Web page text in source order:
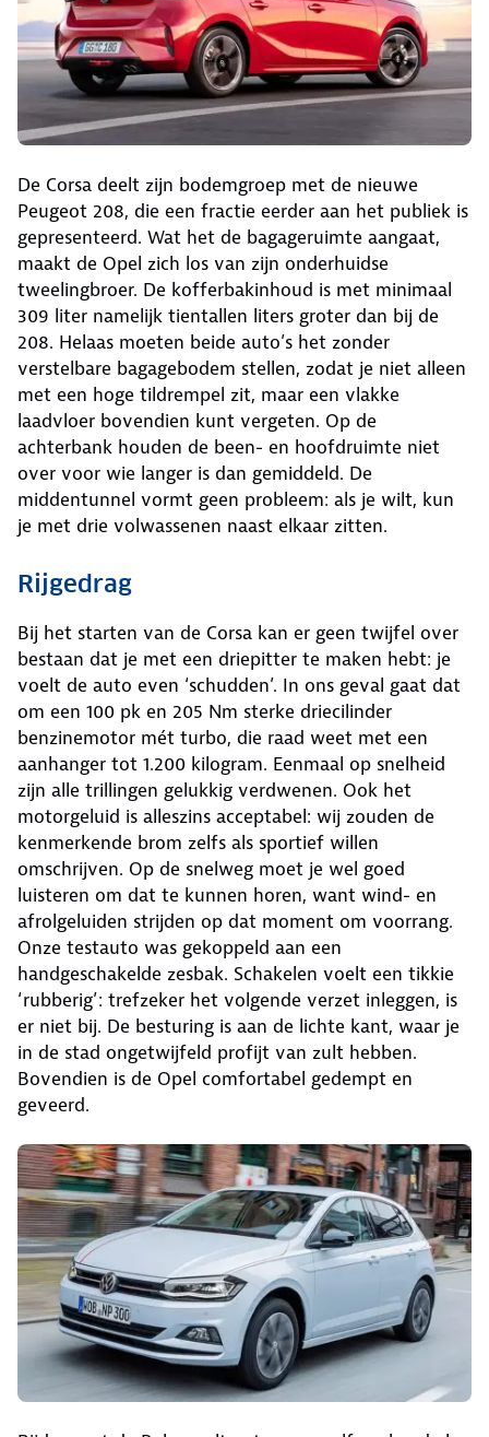
De Corsa deelt zijn bodemgroep met de nieuwe
Peugeot 208, die een fractie eerder aan het publiek is
gepresenteerd. Wat het de bagageruimte aangaat,
maakt de Opel zich los van zijn onderhuidse
tweelingbroer. De kofferbakinhoud is met minimaal
309 liter namelijk tientallen liters groter dan bij de
208. Helaas moeten beide auto’s het zonder
verstelbare bagagebodem stellen, zodat je niet alleen
met een hoge tildrempel zit, maar een vlakke
laadvloer bovendien kunt vergeten. Op de
achterbank houden de been- en hoofdruimte niet
over voor wie langer is dan gemiddeld. De
middentunnel vormt geen probleem: als je wilt, kun
je met drie volwassenen naast elkaar zitten.
Rijgedrag
Bij het starten van de Corsa kan er geen twijfel over
bestaan dat je met een driepitter te maken hebt: je
voelt de auto even ‘schudden’. In ons geval gaat dat
om een 100 pk en 205 Nm sterke driecilinder
benzinemotor mét turbo, die raad weet met een
aanhanger tot 1.200 kilogram. Eenmaal op snelheid
zijn alle trillingen gelukkig verdwenen. Ook het
motorgeluid is alleszins acceptabel: wij zouden de
kenmerkende brom zelfs als sportief willen
omschrijven. Op de snelweg moet je wel goed
luisteren om dat te kunnen horen, want wind- en
afrolgeluiden strijden op dat moment om voorrang.
Onze testauto was gekoppeld aan een
handgeschakelde zesbak. Schakelen voelt een tikkie
‘rubberig’: trefzeker het volgende verzet inleggen, is
er niet bij. De besturing is aan de lichte kant, waar je
in de stad ongetwijfeld profijt van zult hebben.
Bovendien is de Opel comfortabel gedempt en
geveerd.